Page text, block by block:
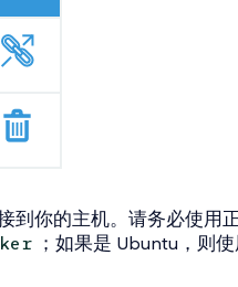
到你的主机。请务必使用
；如果是 Ubuntu，则使